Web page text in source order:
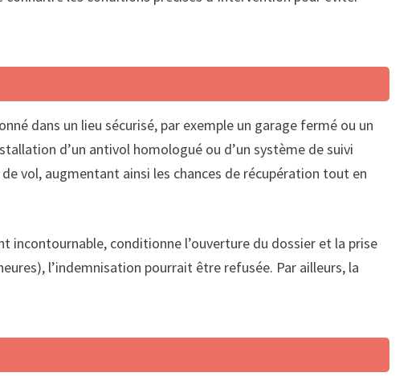
dans un lieu sécurisé, par exemple un garage fermé ou un
d’un antivol homologué ou d’un système de suivi
vol, augmentant ainsi les chances de récupération tout en
incontournable, conditionne l’ouverture du dossier et la prise
l’indemnisation pourrait être refusée. Par ailleurs, la